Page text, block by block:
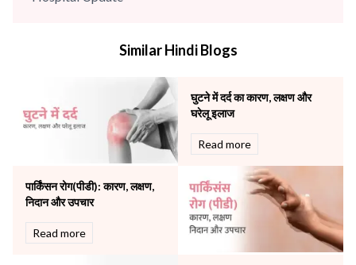
Neonatology & Paediatrics
Nephrology & Dialysis
Neurology
Other Services
Pulmonology
Rheumatology
Robotic Precision
Similar Hindi Blogs
घुटने में दर्द का कारण, लक्षण और
घरेलू इलाज
Read more
पार्किंसन रोग(पीडी): कारण, लक्षण,
निदान और उपचार
Read more